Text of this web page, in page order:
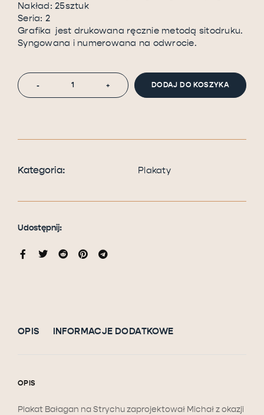
Nakład: 25sztuk
Seria: 2
Grafika jest drukowana ręcznie metodą sitodruku.
Syngowana i numerowana na odwrocie.
+
- DODAJ DO KOSZYKA
Kategoria: Plakaty
Udostępnij:
OPIS INFORMACJE DODATKOWE
OPIS
Plakat Bałagan na Strychu zaprojektował Michał z okazji